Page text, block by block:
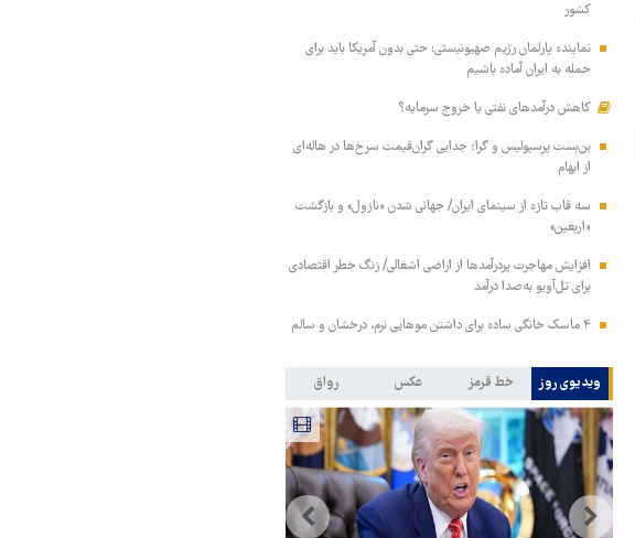
کشور
نماینده پارلمان رژیم صهیونیستی: حتی بدون آمریکا باید برای
حمله به ایران آماده باشیم
کاهش درآمدهای نفتی یا خروج سرمایه؟
بن‌بست پرسپولیس و گرا؛ جدایی گران‌قیمت سرخ‌ها در هاله‌ای
از ابهام
سه قاب تازه از سینمای ایران/ جهانی شدن «نازول» و بازگشت
«اربعین»
افزایش مهاجرت پردرآمدها از اراضی اشغالی/ زنگ خطر اقتصادی
برای تل‌آویو به‌صدا درآمد
۴ ماسک خانگی ساده برای داشتن موهایی نرم، درخشان و سالم
ویدیوی روز خط قرمز عکس رواق